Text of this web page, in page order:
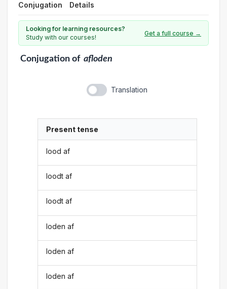
Conjugation Details
Looking for learning resources?
Study with our courses!
Get a full course →
Conjugationof afloden
Translation
Present tense
lood af
loodt af
loodt af
loden af
loden af
loden af